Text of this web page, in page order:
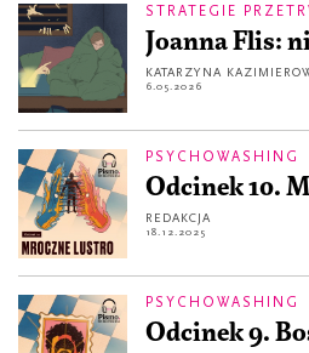
STRATEGIE
Joanna Flis:
KATARZYNA
6.05.2026
PSYCHOWASHING
Odcinek 10.
REDAKCJA
18.12.2025
PSYCHOWASHING
Odcinek 9.